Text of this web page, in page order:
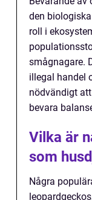
den
roll i
smågnagare.
illegal handel
nödvändigt
bevara
Vilka är
som
Några